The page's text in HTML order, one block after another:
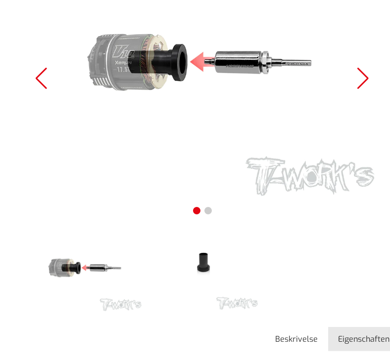
Beskrivelse Eigenschaften